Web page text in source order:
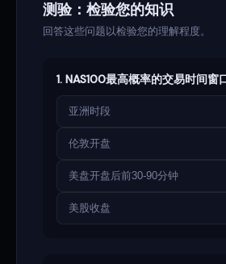
测验：检验您的知识
回答这些问题以检验您的理解程度。
1. NAS100最高概率的交易时间窗
亚洲时段
伦敦开盘
美盘开盘后前30-90分钟
美股收盘